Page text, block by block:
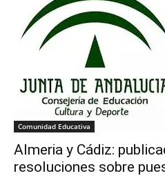
Comunidad Educativa
Almeria y Cádiz:
resoluciones sobre